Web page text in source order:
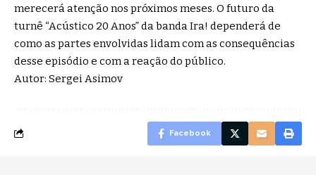
merecerá atenção nos próximos meses. O futuro da
turnê “Acústico 20 Anos” da banda Ira! dependerá de
como as partes envolvidas lidam com as consequências
desse episódio e com a reação do público.
Autor: Sergei Asimov
Facebook